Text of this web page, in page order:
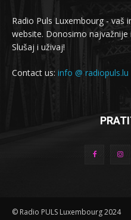
Radio Puls Luxembourg - vaš
website. Donosimo
Slušaj i uživaj!
Contact us: info @ radiopuls.lu
© Radio PULS Luxembourg 2024